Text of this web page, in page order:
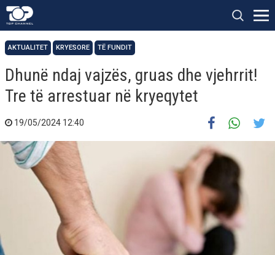
AKTUALITET KRYESORE TË FUNDIT
Dhunë ndaj vajzës, gruas dhe vjehrrit!
Tre të arrestuar në kryeqytet
19/05/2024 12:40